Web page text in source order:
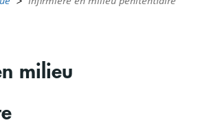
milieu